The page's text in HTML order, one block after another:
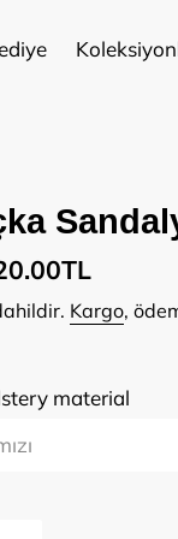
Kargo,
material